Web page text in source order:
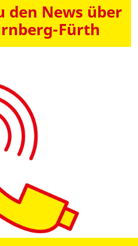
den News über
Fürth